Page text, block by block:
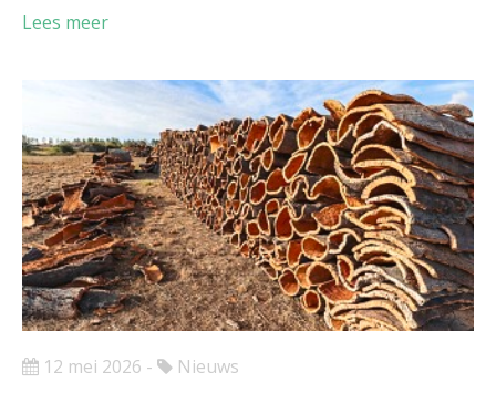
Lees meer
12 mei 2026 - Nieuws